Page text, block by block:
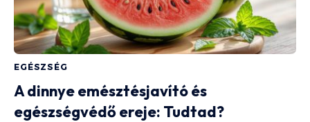
EGÉSZSÉG
A dinnye emésztésjavító és
egészségvédő ereje: Tudtad?